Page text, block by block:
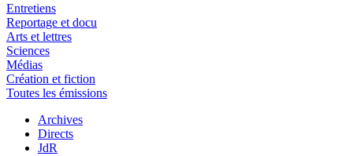
Entretiens
Reportage et docu
Arts et lettres
Sciences
Médias
Création et fiction
Toutes les émissions
Archives
Directs
JdR